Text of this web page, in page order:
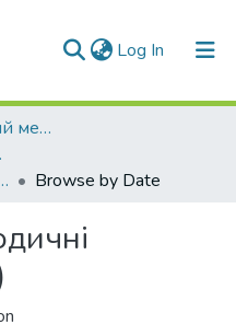
Log In (current)
Навчально-науковий механіко-машинобудівний інститут (НН ММІ)
(ККМ)
Browse by Date